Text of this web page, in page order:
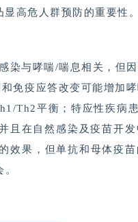
高危人群预防的重要性。
染与哮喘/喘息相关，但
免疫应答改变可能增加
Th2平衡；特应性疾病
且在自然感染及疫苗开
效果，但单抗和母体疫